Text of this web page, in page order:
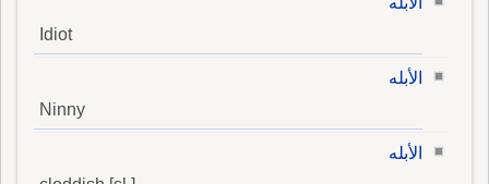
Idiot
الأبله
Ninny
الأبله